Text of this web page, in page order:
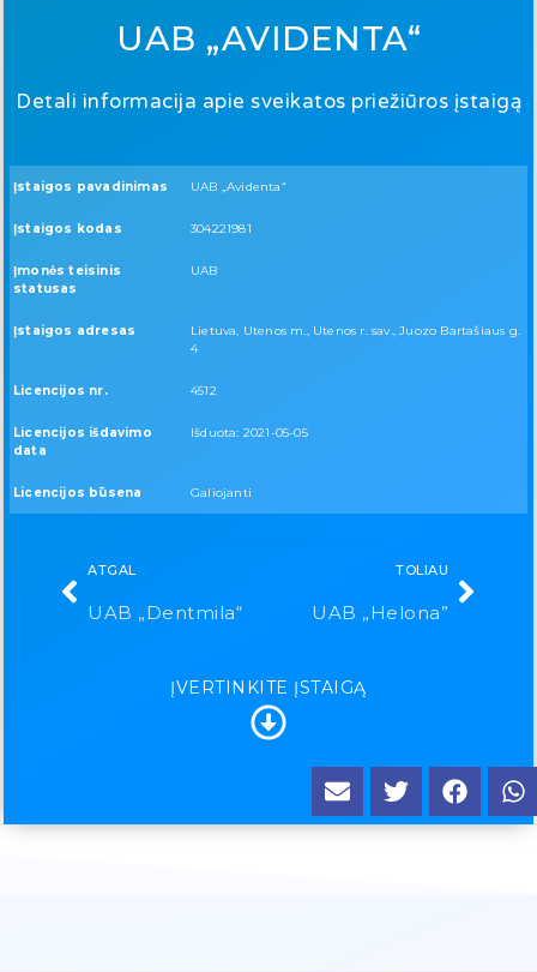
UAB „AVIDENTA“
Detali informacija apie sveikatos priežiūros įstaigą
Įstaigos pavadinimas UAB „Avidenta“
Įstaigos kodas 304221981
Įmonės teisinis
statusas
UAB
Įstaigos adresas
Lietuva, Utenos m., Utenos r. sav., Juozo Bartašiaus g.
4
Licencijos nr. 4512
Licencijos išdavimo
data
Išduota: 2021-05-05
Licencijos būsena Galiojanti
ATGAL
UAB „Dentmila“
TOLIAU
UAB „Helona”
ĮVERTINKITE ĮSTAIGĄ